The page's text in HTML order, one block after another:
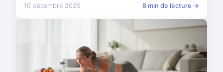
10 décembre 2025 8 min de lecture →